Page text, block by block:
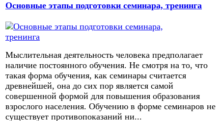
Основные этапы подготовки семинара, тренинга
Мыслительная деятельность человека предполагает
наличие постоянного обучения. Не смотря на то, что
такая форма обучения, как семинары считается
древнейшей, она до сих пор является самой
совершенной формой для повышения образования
взрослого населения. Обучению в форме семинаров не
существует противопоказаний ни...